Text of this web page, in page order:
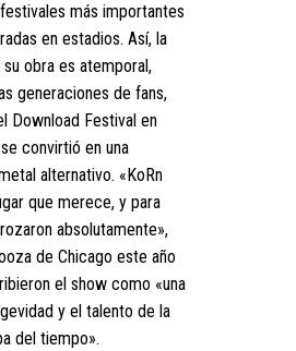
más importantes
en estadios. Así, la
obra es atemporal,
generaciones de fans,
Download Festival en
convirtió en una
alternativo. «KoRn
que merece, y para
absolutamente»,
de Chicago este año
el show como «una
y el talento de la
del tiempo».